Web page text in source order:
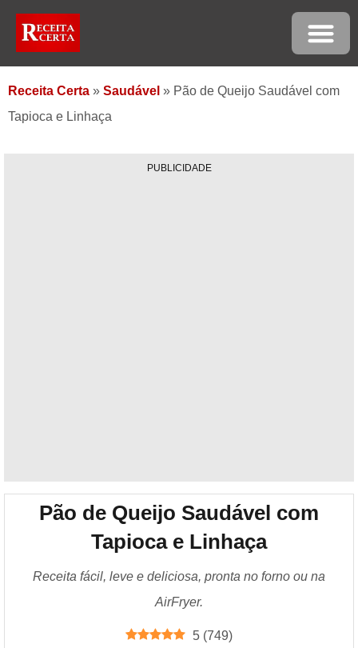
Receita Certa » Saudável » Pão de Queijo Saudável com
Tapioca e Linhaça
PUBLICIDADE
Pão de Queijo Saudável com
Tapioca e Linhaça
Receita fácil, leve e deliciosa, pronta no forno ou na
AirFryer.
5 (749)